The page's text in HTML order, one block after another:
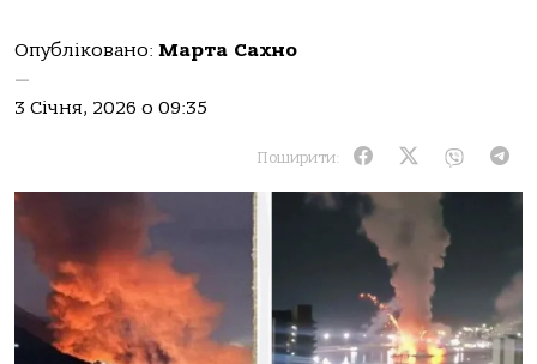
Опубліковано: Марта Сахно
—
3 Січня, 2026 о 09:35
Поширити: